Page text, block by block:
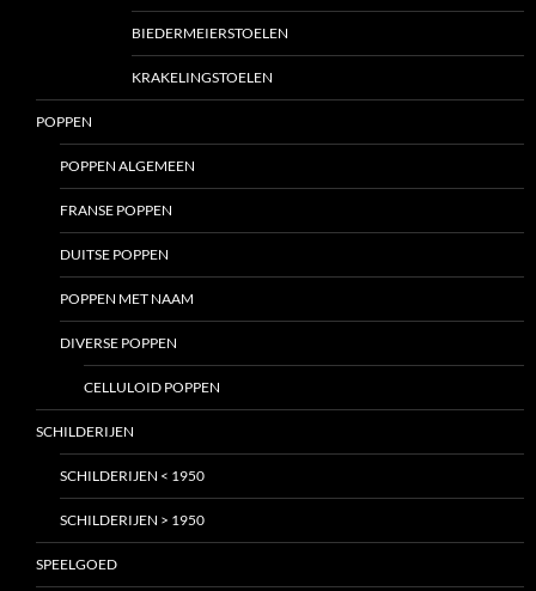
BIEDERMEIERSTOELEN
KRAKELINGSTOELEN
POPPEN
POPPEN ALGEMEEN
FRANSE POPPEN
DUITSE POPPEN
POPPEN MET NAAM
DIVERSE POPPEN
CELLULOID POPPEN
SCHILDERIJEN
SCHILDERIJEN < 1950
SCHILDERIJEN > 1950
SPEELGOED